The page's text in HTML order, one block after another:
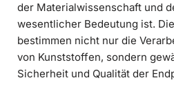
der Materialwissenschaft und
wesentlicher Bedeutung ist.
bestimmen nicht nur die
von Kunststoffen, sondern
Sicherheit und Qualität der